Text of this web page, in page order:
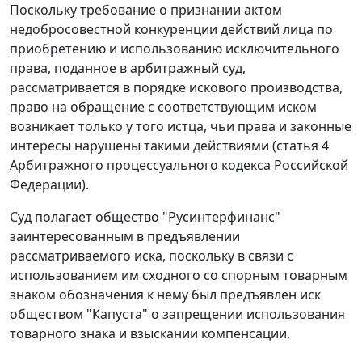
Поскольку требование о признании актом
недобросовестной конкуренции действий лица по
приобретению и использованию исключительного
права, поданное в арбитражный суд,
рассматривается в порядке искового производства,
право на обращение с соответствующим иском
возникает только у того истца, чьи права и законные
интересы нарушены такими действиями (статья 4
Арбитражного процессуального кодекса Российской
Федерации).
Суд полагает общество "Русинтерфинанс"
заинтересованным в предъявлении
рассматриваемого иска, поскольку в связи с
использованием им сходного со спорным товарным
знаком обозначения к нему был предъявлен иск
обществом "Капуста" о запрещении использования
товарного знака и взыскании компенсации.